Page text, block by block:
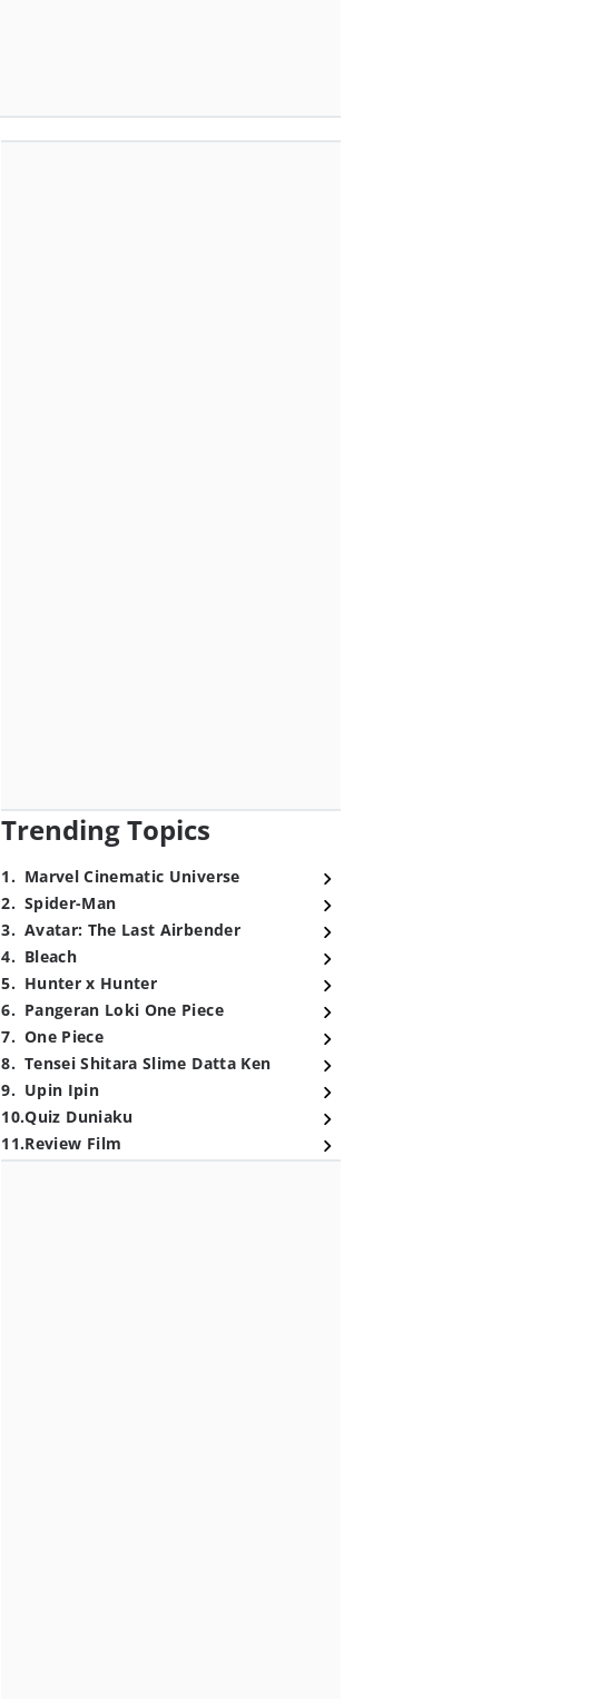
Trending Topics
1. Marvel Cinematic Universe
2. Spider-Man
3. Avatar: The Last Airbender
4. Bleach
5. Hunter x Hunter
6. Pangeran Loki One Piece
7. One Piece
8. Tensei Shitara Slime Datta Ken
9. Upin Ipin
10.Quiz Duniaku
11.Review Film